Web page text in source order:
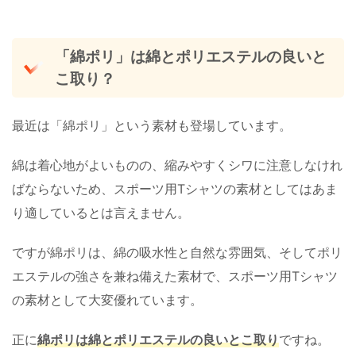
「綿ポリ」は綿とポリエステルの良いと
こ取り？
最近は「綿ポリ」という素材も登場しています。
綿は着心地がよいものの、縮みやすくシワに注意しなけれ
ばならないため、スポーツ用Tシャツの素材としてはあま
り適しているとは言えません。
ですが綿ポリは、綿の吸水性と自然な雰囲気、そしてポリ
エステルの強さを兼ね備えた素材で、スポーツ用Tシャツ
の素材として大変優れています。
正に綿ポリは綿とポリエステルの良いとこ取りですね。